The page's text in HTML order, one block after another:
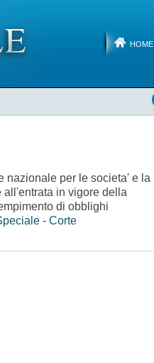
HOME
nazionale per le societa' e la
in vigore della
di obblighi
- Corte